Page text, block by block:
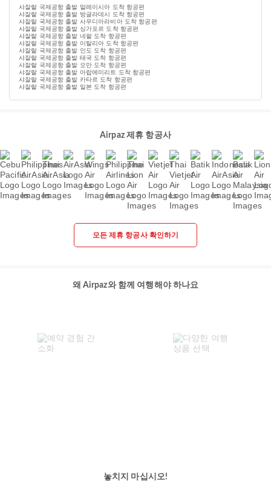
샤잘랄 국제공항 출발 말레이시아 도착 항공편
샤잘랄 국제공항 출발 방글라데시 도착 항공편
샤잘랄 국제공항 출발 사우디아라비아 도착 항공편
샤잘랄 국제공항 출발 싱가포르 도착 항공편
샤잘랄 국제공항 출발 네팔 도착 항공편
샤잘랄 국제공항 출발 이탈리아 도착 항공편
샤잘랄 국제공항 출발 인도 도착 항공편
샤잘랄 국제공항 출발 태국 도착 항공편
샤잘랄 국제공항 출발 오만 도착 항공편
샤잘랄 국제공항 출발 아랍에미리트 도착 항공편
샤잘랄 국제공항 출발 카타르 도착 항공편
샤잘랄 국제공항 출발 일본 도착 항공편
Airpaz 제휴 항공사
모든 제휴 항공사 확인하기
왜 Airpaz와 함께 여행해야 하나요
놓치지 마십시오!